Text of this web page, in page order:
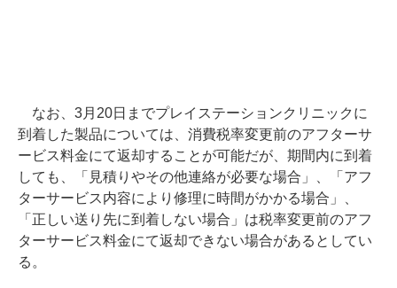
なお、3月20日までプレイステーションクリニックに
到着した製品については、消費税率変更前のアフターサ
ービス料金にて返却することが可能だが、期間内に到着
しても、「見積りやその他連絡が必要な場合」、「アフ
ターサービス内容により修理に時間がかかる場合」、
「正しい送り先に到着しない場合」は税率変更前のアフ
ターサービス料金にて返却できない場合があるとしてい
る。